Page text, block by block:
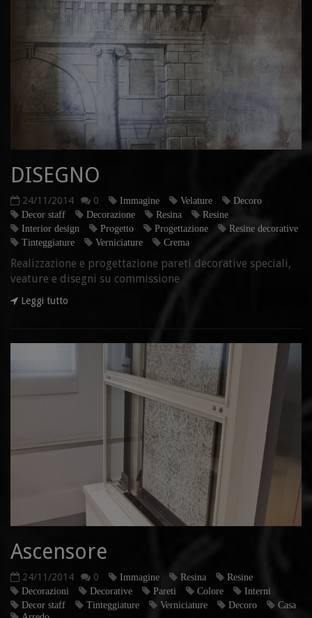
DISEGNO
24/11/2014 0 Immagine Velature
Decoro
Decor staff
Decorazione Resina
Resine
Interior design
Progetto Progettazione
Resine decorative
Tinteggiature
Verniciature Crema
Realizzazione e progettazione pareti decorative speciali,
veature e disegni su commissione
Leggi tutto
Ascensore
24/11/2014 0 Immagine Resina
Resine
Decorazioni
Decorative Pareti Colore
Interni
Decor staff
Tinteggiature Verniciature Decoro
Casa